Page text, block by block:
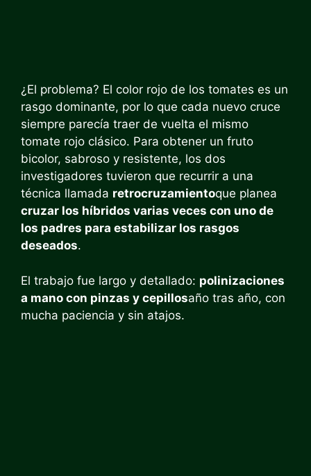
¿El problema? El color rojo de los tomates es un
rasgo dominante, por lo que cada nuevo cruce
siempre parecía traer de vuelta el mismo
tomate rojo clásico. Para obtener un fruto
bicolor, sabroso y resistente, los dos
investigadores tuvieron que recurrir a una
técnica llamada retrocruzamientoque planea
cruzar los híbridos varias veces con uno de
los padres para estabilizar los rasgos
deseados.
El trabajo fue largo y detallado: polinizaciones
a mano con pinzas y cepillosaño tras año, con
mucha paciencia y sin atajos.